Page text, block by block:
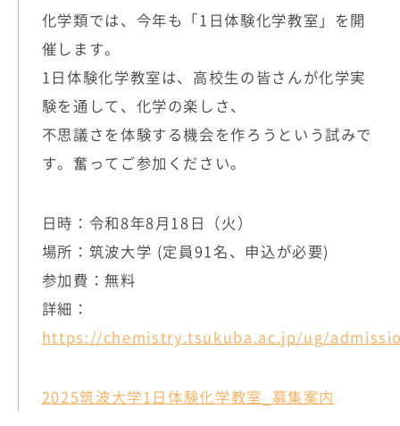
化学類では、今年も「1日体験化学教室」を開
催します。
1日体験化学教室は、高校生の皆さんが化学実
験を通して、化学の楽しさ、
不思議さを体験する機会を作ろうという試みで
す。奮ってご参加ください。
日時：令和8年8月18日（火）
場所：筑波大学 (定員91名、申込が必要)
参加費：無料
詳細：
https://chemistry.tsukuba.ac.jp/ug/
2025筑波大学1日体験化学教室_募集案内